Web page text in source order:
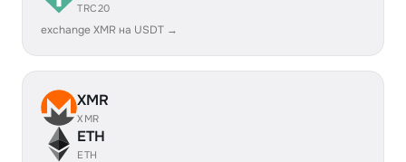
TRC20
exchange XMR на USDT →
XMR
XMR
ETH
ETH